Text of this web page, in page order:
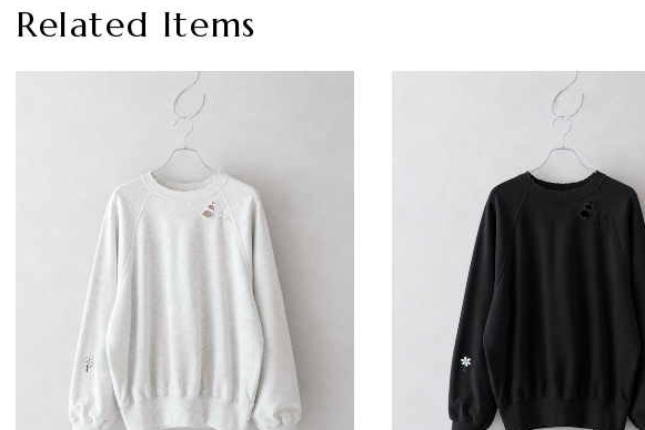
Related Items